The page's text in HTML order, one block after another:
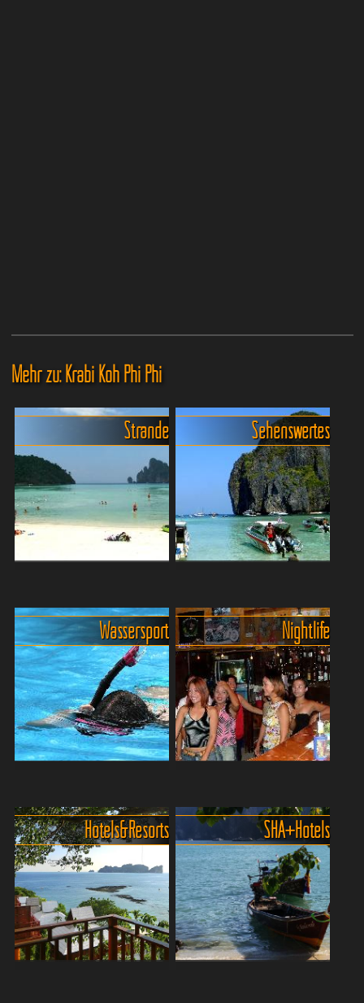
Mehr zu: Krabi Koh Phi Phi
Ob du lieber barfuß über
endlose, weiße Sandstrände
läufst oder versteckte
Buchten suchst, in denen
das Meer türkis glitzert und
nur das Rauschen der ...
Strände
PhiPhi
Die traumhafte Inselgruppe
Koh Phi Phi! vor der Küste
von Krabi verzaubert mit
kristallklarem Wasser,
weißen Sandstränden und
beeindruckenden Felsform...
Sehenswertes
Die Phi-Phi-Inseln bieten im
klaren, türkisgrünen und
sehr ruhigen Meer eine
breite Palette von
Wassersportaktivitäten für
Abenteuerlustige und
Wasser...
Wassersport
Koh Phi Phi ist eine der
bekanntesten Inselgruppen
Thailands. Die Insel ist
bekannt für ihre
atemberaubenden Strände
und spektakulären
Landschaften. A...
Nightlife
Hotels & Resorts SHA+ Hotels